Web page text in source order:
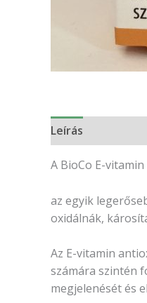
Leírás
A BioCo E-
az egyik
oxidálnák,
Az E-vitamin
számára szintén
megjelenését és